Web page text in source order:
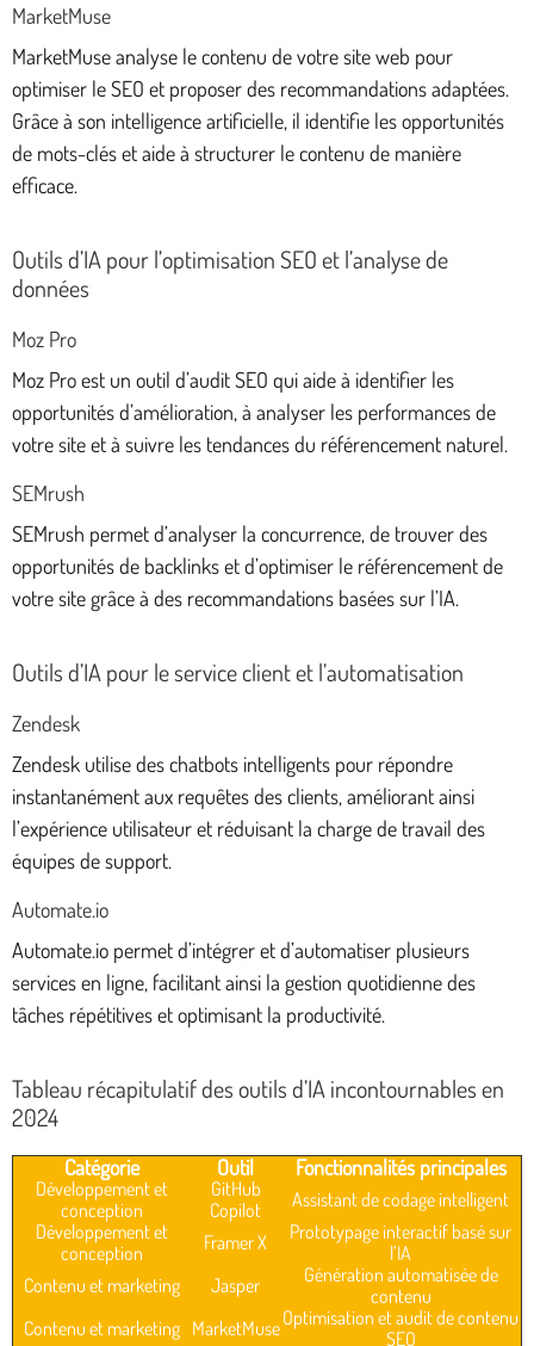
MarketMuse
MarketMuse analyse le contenu de votre site web pour
optimiser le SEO et proposer des recommandations adaptées.
Grâce à son intelligence artificielle, il identifie les opportunités
de mots-clés et aide à structurer le contenu de manière
efficace.
Outils d’IA pour l’optimisation SEO et l’analyse de
données
Moz Pro
Moz Pro est un outil d’audit SEO qui aide à identifier les
opportunités d’amélioration, à analyser les performances de
votre site et à suivre les tendances du référencement naturel.
SEMrush
SEMrush permet d’analyser la concurrence, de trouver des
opportunités de backlinks et d’optimiser le référencement de
votre site grâce à des recommandations basées sur l’IA.
Outils d’IA pour le service client et l’automatisation
Zendesk
Zendesk utilise des chatbots intelligents pour répondre
instantanément aux requêtes des clients, améliorant ainsi
l’expérience utilisateur et réduisant la charge de travail des
équipes de support.
Automate.io
Automate.io permet d’intégrer et d’automatiser plusieurs
services en ligne, facilitant ainsi la gestion quotidienne des
tâches répétitives et optimisant la productivité.
Tableau récapitulatif des outils d’IA incontournables en
2024
Catégorie Outil Fonctionnalités principales
Développement et
conception
GitHub
Copilot
Assistant de codage intelligent
Développement et
conception
Framer X
Prototypage interactif basé sur
l’IA
Contenu et marketing
Jasper
Génération automatisée de
contenu
Contenu et marketing MarketMuseOptimisation et audit de contenu
SEO